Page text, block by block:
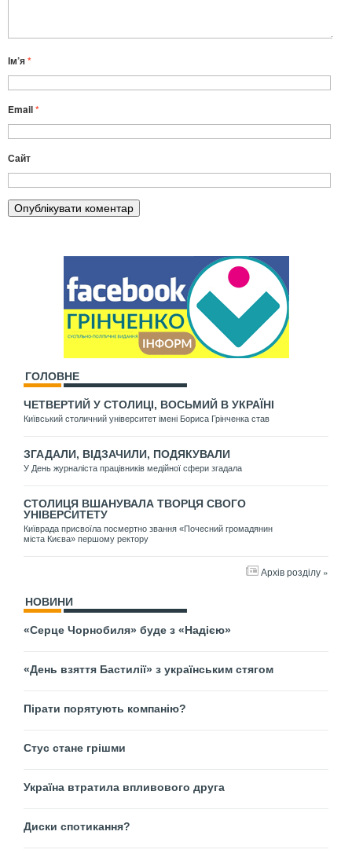
Ім’я*
Email*
Сайт
ГОЛОВНЕ
ЧЕТВЕРТИЙ У СТОЛИЦІ, ВОСЬМИЙ В УКРАЇНІ
Київський столичний університет імені Бориса Грінченка став
ЗГАДАЛИ, ВІДЗАЧИЛИ, ПОДЯКУВАЛИ
У День журналіста працівників медійної сфери згадала
СТОЛИЦЯ ВШАНУВАЛА ТВОРЦЯ СВОГО
УНІВЕРСИТЕТУ
Київрада присвоїла посмертно звання «Почесний громадянин
міста Києва» першому ректору
Архів розділу »
НОВИНИ
«Серце Чорнобиля» буде з «Надією»
«День взяття Бастилії» з українським стягом
Пірати порятують компанію?
Стус стане грішми
Україна втратила впливового друга
Диски спотикання?